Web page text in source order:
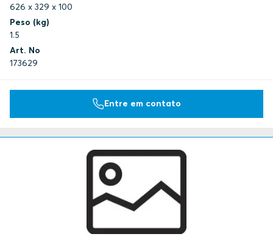
626 x 329 x 100
Peso (kg)
1.5
Art. No
173629
Entre em contato